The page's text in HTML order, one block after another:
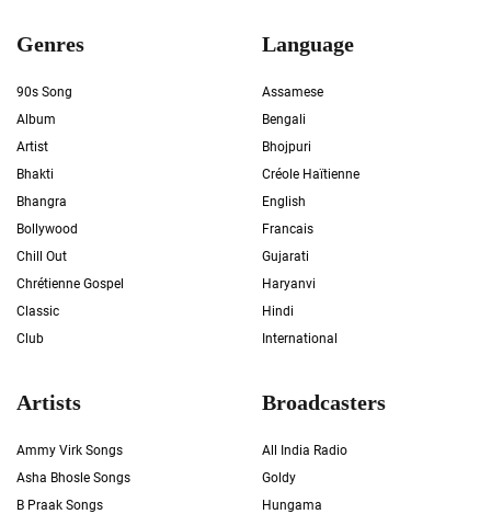
Genres
90s Song
Album
Artist
Bhakti
Bhangra
Bollywood
Chill Out
Chrétienne Gospel
Classic
Club
Language
Assamese
Bengali
Bhojpuri
Créole Haïtienne
English
Francais
Gujarati
Haryanvi
Hindi
International
Artists
Ammy Virk Songs
Asha Bhosle Songs
B Praak Songs
Broadcasters
All India Radio
Goldy
Hungama